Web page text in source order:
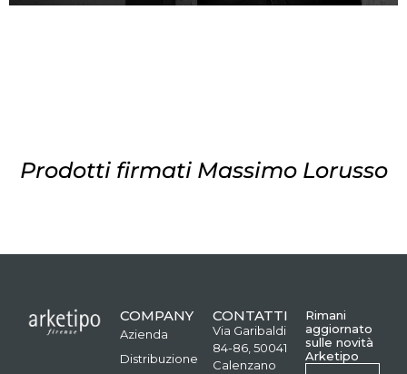
Prodotti firmati Massimo Lorusso
COMPANY
Azienda
Distribuzione
CONTATTI
Via Garibaldi
84-86, 50041
Calenzano
Rimani
aggiornato
sulle novità
Arketipo